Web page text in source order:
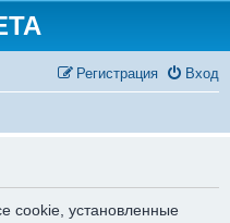
Вход
Регистрация
cookie, установленные